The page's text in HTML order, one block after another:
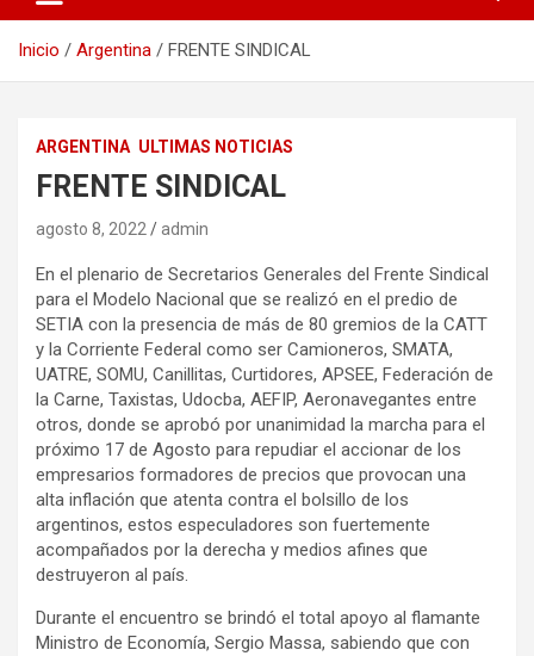
Inicio Argentina FRENTE SINDICAL
ARGENTINA ULTIMAS NOTICIAS
FRENTE SINDICAL
agosto 8, 2022 admin
En el plenario de Secretarios Generales del Frente Sindical
para el Modelo Nacional que se realizó en el predio de
SETIA con la presencia de más de 80 gremios de la CATT
y la Corriente Federal como ser Camioneros, SMATA,
UATRE, SOMU, Canillitas, Curtidores, APSEE, Federación de
la Carne, Taxistas, Udocba, AEFIP, Aeronavegantes entre
otros, donde se aprobó por unanimidad la marcha para el
próximo 17 de Agosto para repudiar el accionar de los
empresarios formadores de precios que provocan una
alta inflación que atenta contra el bolsillo de los
argentinos, estos especuladores son fuertemente
acompañados por la derecha y medios afines que
destruyeron al país.
Durante el encuentro se brindó el total apoyo al flamante
Ministro de Economía, Sergio Massa, sabiendo que con